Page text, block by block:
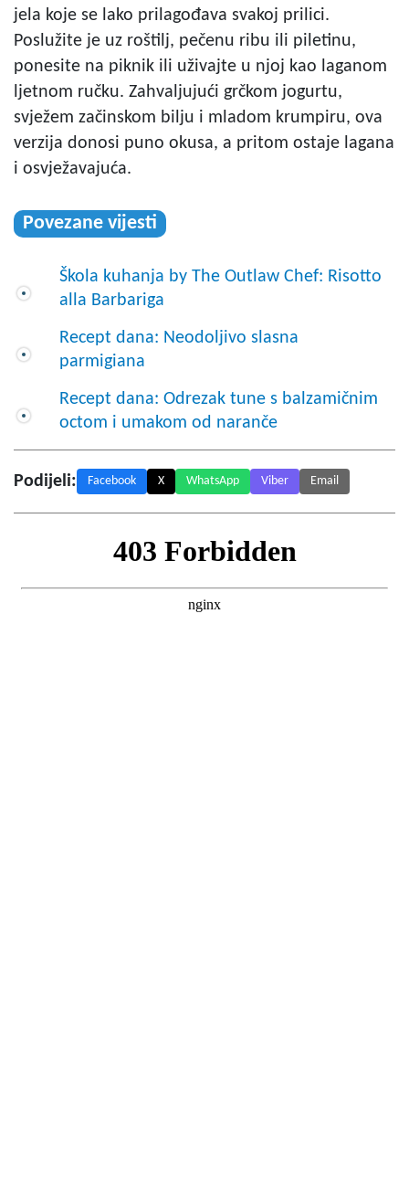
jela koje se lako prilagođava svakoj prilici.
Poslužite je uz roštilj, pečenu ribu ili piletinu,
ponesite na piknik ili uživajte u njoj kao laganom
ljetnom ručku. Zahvaljujući grčkom jogurtu,
svježem začinskom bilju i mladom krumpiru, ova
verzija donosi puno okusa, a pritom ostaje lagana
i osvježavajuća.
Povezane vijesti
Škola kuhanja by The Outlaw Chef: Risotto
alla Barbariga
Recept dana: Neodoljivo slasna
parmigiana
Recept dana: Odrezak tune s balzamičnim
octom i umakom od naranče
Podijeli: Facebook X WhatsApp Viber Email